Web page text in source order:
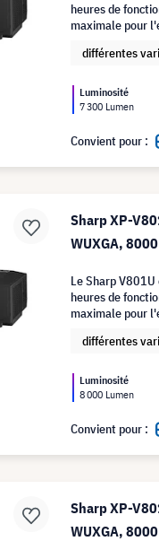
heures de
maximale pour
différentes
Luminosité
7 300 Lumen
Convient pour :
Sharp XP-
WUXGA,
Le Sharp
heures de
maximale pour
différentes
Luminosité
8 000 Lumen
Convient pour :
Sharp XP-
WUXGA,